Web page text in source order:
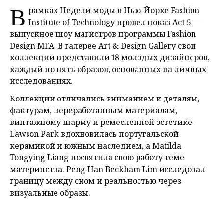
В рамках Недели моды в Нью-Йорке Fashion
Institute of Technology провел показ Act 5 —
выпускное шоу магистров программы Fashion
Design MFA. В галерее Art & Design Gallery свои
коллекции представили 18 молодых дизайнеров,
каждый по пять образов, основанных на личных
исследованиях.
Коллекции отличались вниманием к деталям,
фактурам, переработанным материалам,
винтажному шарму и ремесленной эстетике.
Lawson Park вдохновилась португальской
керамикой и южным наследием, а Matilda
Tongying Liang посвятила свою работу теме
материнства. Peng Han Beckham Lim исследовал
границу между сном и реальностью через
визуальные образы.